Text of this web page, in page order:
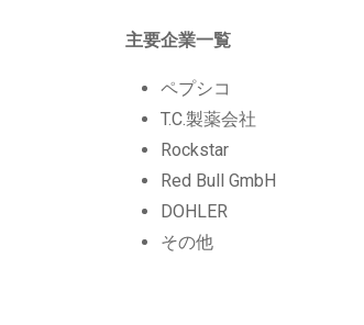
主要企業一覧
ペプシコ
T.C.製薬会社
Rockstar
Red Bull GmbH
DOHLER
その他